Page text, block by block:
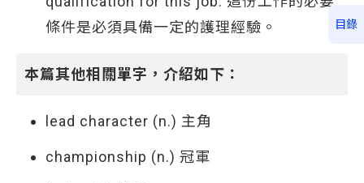
條件是必須具備一定的護理經驗。
本篇其他相關單字，介紹如下：
lead character (n.) 主角
championship (n.) 冠軍
目錄